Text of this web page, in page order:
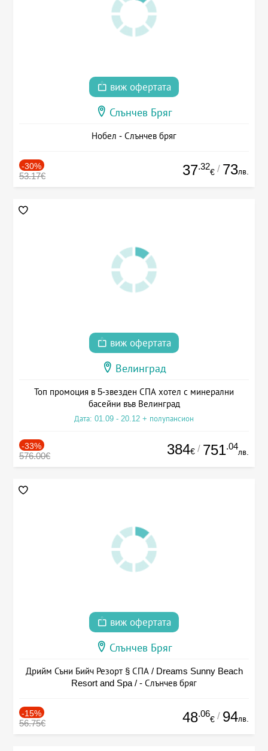
виж офертата
Слънчев Бряг
Нобел - Слънчев бряг
-30%
53.17€ 37.32
€ / 73лв.
виж офертата
Велинград
Топ промоция в 5-звезден СПА хотел с минерални
басейни във Велинград
Дата: 01.09 - 20.12 + полупансион
-33%
576.00€ 384€ / 751.04
лв.
виж офертата
Слънчев Бряг
Дрийм Съни Бийч Резорт § СПА / Dreams Sunny Beach
Resort and Spa / - Слънчев бряг
-15%
56.75€ 48.06
€ / 94лв.